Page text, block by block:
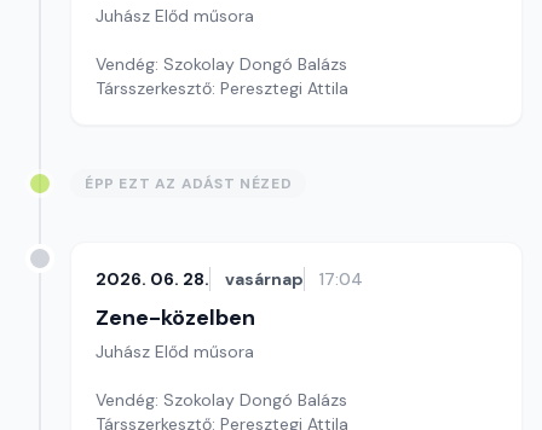
Juhász Előd műsora
Vendég: Szokolay Dongó Balázs
Társszerkesztő: Peresztegi Attila
ÉPP EZT AZ ADÁST NÉZED
2026. 06. 28. vasárnap 17:04
Zene-közelben
Juhász Előd műsora
Vendég: Szokolay Dongó Balázs
Társszerkesztő: Peresztegi Attila